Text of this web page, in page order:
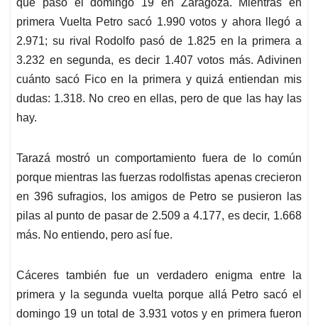
que pasó el domingo 19 en Zaragoza. Mientras en
primera Vuelta Petro sacó 1.990 votos y ahora llegó a
2.971; su rival Rodolfo pasó de 1.825 en la primera a
3.232 en segunda, es decir 1.407 votos más. Adivinen
cuánto sacó Fico en la primera y quizá entiendan mis
dudas: 1.318. No creo en ellas, pero de que las hay las
hay.
Tarazá mostró un comportamiento fuera de lo común
porque mientras las fuerzas rodolfistas apenas crecieron
en 396 sufragios, los amigos de Petro se pusieron las
pilas al punto de pasar de 2.509 a 4.177, es decir, 1.668
más. No entiendo, pero así fue.
Cáceres también fue un verdadero enigma entre la
primera y la segunda vuelta porque allá Petro sacó el
domingo 19 un total de 3.931 votos y en primera fueron